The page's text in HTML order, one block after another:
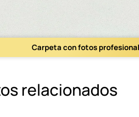
Carpeta con fotos
relacionados